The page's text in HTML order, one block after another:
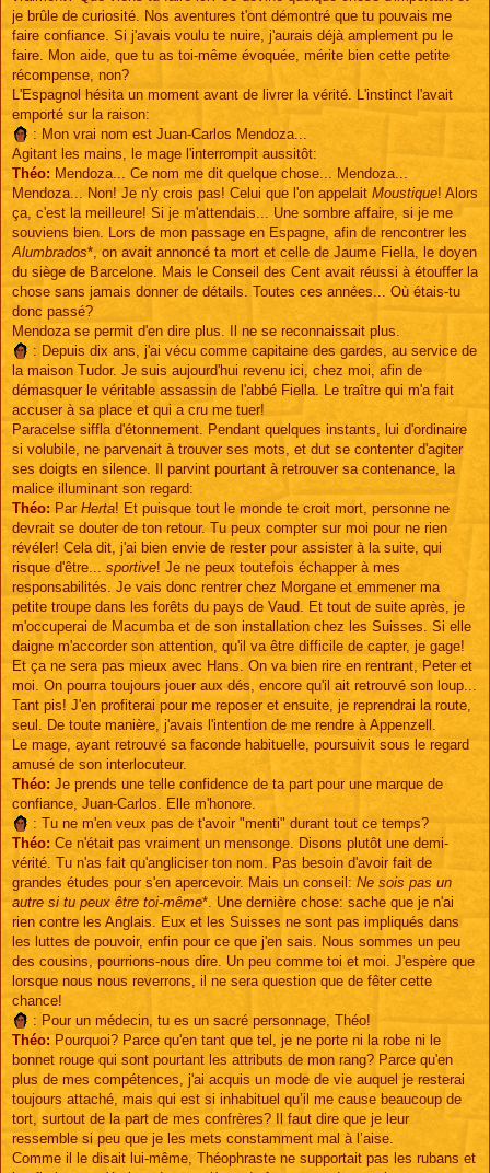
je brûle de curiosité. Nos aventures t'ont démontré que tu pouvais me
faire confiance. Si j'avais voulu te nuire, j'aurais déjà amplement pu le
faire. Mon aide, que tu as toi-même évoquée, mérite bien cette petite
récompense, non?
L'Espagnol hésita un moment avant de livrer la vérité. L'instinct l'avait
emporté sur la raison:
: Mon vrai nom est Juan-Carlos Mendoza...
Agitant les mains, le mage l'interrompit aussitôt:
Théo: Mendoza... Ce nom me dit quelque chose... Mendoza...
Mendoza... Non! Je n'y crois pas! Celui que l'on appelait Moustique! Alors
ça, c'est la meilleure! Si je m'attendais... Une sombre affaire, si je me
souviens bien. Lors de mon passage en Espagne, afin de rencontrer les
Alumbrados*, on avait annoncé ta mort et celle de Jaume Fiella, le doyen
du siège de Barcelone. Mais le Conseil des Cent avait réussi à étouffer la
chose sans jamais donner de détails. Toutes ces années... Où étais-tu
donc passé?
Mendoza se permit d'en dire plus. Il ne se reconnaissait plus.
: Depuis dix ans, j'ai vécu comme capitaine des gardes, au service de
la maison Tudor. Je suis aujourd'hui revenu ici, chez moi, afin de
démasquer le véritable assassin de l'abbé Fiella. Le traître qui m'a fait
accuser à sa place et qui a cru me tuer!
Paracelse siffla d'étonnement. Pendant quelques instants, lui d'ordinaire
si volubile, ne parvenait à trouver ses mots, et dut se contenter d'agiter
ses doigts en silence. Il parvint pourtant à retrouver sa contenance, la
malice illuminant son regard:
Théo: Par Herta! Et puisque tout le monde te croit mort, personne ne
devrait se douter de ton retour. Tu peux compter sur moi pour ne rien
révéler! Cela dit, j'ai bien envie de rester pour assister à la suite, qui
risque d'être... sportive! Je ne peux toutefois échapper à mes
responsabilités. Je vais donc rentrer chez Morgane et emmener ma
petite troupe dans les forêts du pays de Vaud. Et tout de suite après, je
m'occuperai de Macumba et de son installation chez les Suisses. Si elle
daigne m'accorder son attention, qu'il va être difficile de capter, je gage!
Et ça ne sera pas mieux avec Hans. On va bien rire en rentrant, Peter et
moi. On pourra toujours jouer aux dés, encore qu'il ait retrouvé son loup...
Tant pis! J'en profiterai pour me reposer et ensuite, je reprendrai la route,
seul. De toute manière, j'avais l'intention de me rendre à Appenzell.
Le mage, ayant retrouvé sa faconde habituelle, poursuivit sous le regard
amusé de son interlocuteur.
Théo: Je prends une telle confidence de ta part pour une marque de
confiance, Juan-Carlos. Elle m'honore.
: Tu ne m'en veux pas de t'avoir "menti" durant tout ce temps?
Théo: Ce n'était pas vraiment un mensonge. Disons plutôt une demi-
vérité. Tu n'as fait qu'angliciser ton nom. Pas besoin d'avoir fait de
grandes études pour s'en apercevoir. Mais un conseil: Ne sois pas un
autre si tu peux être toi-même*. Une dernière chose: sache que je n'ai
rien contre les Anglais. Eux et les Suisses ne sont pas impliqués dans
les luttes de pouvoir, enfin pour ce que j'en sais. Nous sommes un peu
des cousins, pourrions-nous dire. Un peu comme toi et moi. J'espère que
lorsque nous nous reverrons, il ne sera question que de fêter cette
chance!
: Pour un médecin, tu es un sacré personnage, Théo!
Théo: Pourquoi? Parce qu'en tant que tel, je ne porte ni la robe ni le
bonnet rouge qui sont pourtant les attributs de mon rang? Parce qu'en
plus de mes compétences, j'ai acquis un mode de vie auquel je resterai
toujours attaché, mais qui est si inhabituel qu’il me cause beaucoup de
tort, surtout de la part de mes confrères? Il faut dire que je leur
ressemble si peu que je les mets constamment mal à l’aise.
Comme il le disait lui-même, Théophraste ne supportait pas les rubans et